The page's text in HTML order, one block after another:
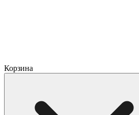
Корзина